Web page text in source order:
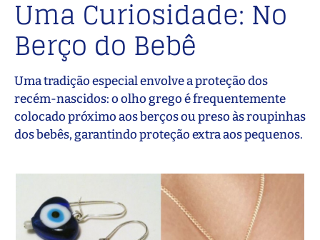
Uma Curiosidade: No
Berço do Bebê
Uma tradição especial envolve a proteção dos
recém-nascidos: o olho grego é frequentemente
colocado próximo aos berços ou preso às roupinhas
dos bebês, garantindo proteção extra aos pequenos.